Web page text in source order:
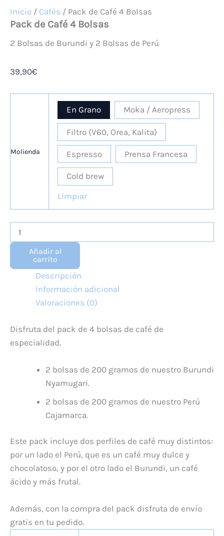
Inicio / Cafés / Pack de Café 4 Bolsas
Pack de Café 4 Bolsas
2 Bolsas de Burundi y 2 Bolsas de Perú
39,90€
Molienda
En Grano Moka / Aeropress
Filtro (V60, Orea, Kalita)
Espresso Prensa Francesa
Cold brew
Limpiar
Café
Bolsas
cantidad
Añadir al
carrito
Descripción
Información adicional
Valoraciones (0)
Disfruta del pack de 4 bolsas de café de
especialidad.
2 bolsas de 200 gramos de nuestro Burundi
Nyamugari.
2 bolsas de 200 gramos de nuestro Perú
Cajamarca.
Este pack incluye dos perfiles de café muy distintos:
por un lado el Perú, que es un café muy dulce y
chocolatoso, y por el otro lado el Burundi, un café
ácido y más frutal.
Además, con la compra del pack disfruta de envío
gratis en tu pedido.